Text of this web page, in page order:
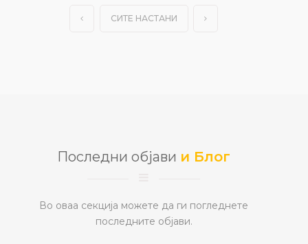
СИТЕ НАСТАНИ
Последни објави и Блог
Во оваа секција можете да ги погледнете
последните објави.